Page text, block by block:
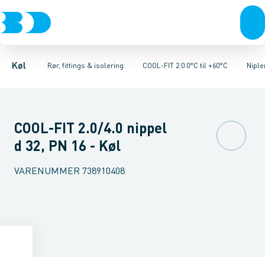
Køl Rør, fittings & isolering
KompressorerKondenseringsaggregaterFordampere
COOL-FIT 2.0 0°C til +60°C
Kølekobberrør, fittings & tilbehørCOOL-FIT 2.0 0°C til +60°C
Rør 2.0 Vinkler 90gr. 2.0Vinkler 45gr. 2.0 T-stykker 2.0 Unioner
COOL-FIT 2.0/4.0 nippel
d 32, PN 16 - Køl
VARENUMMER 738910408